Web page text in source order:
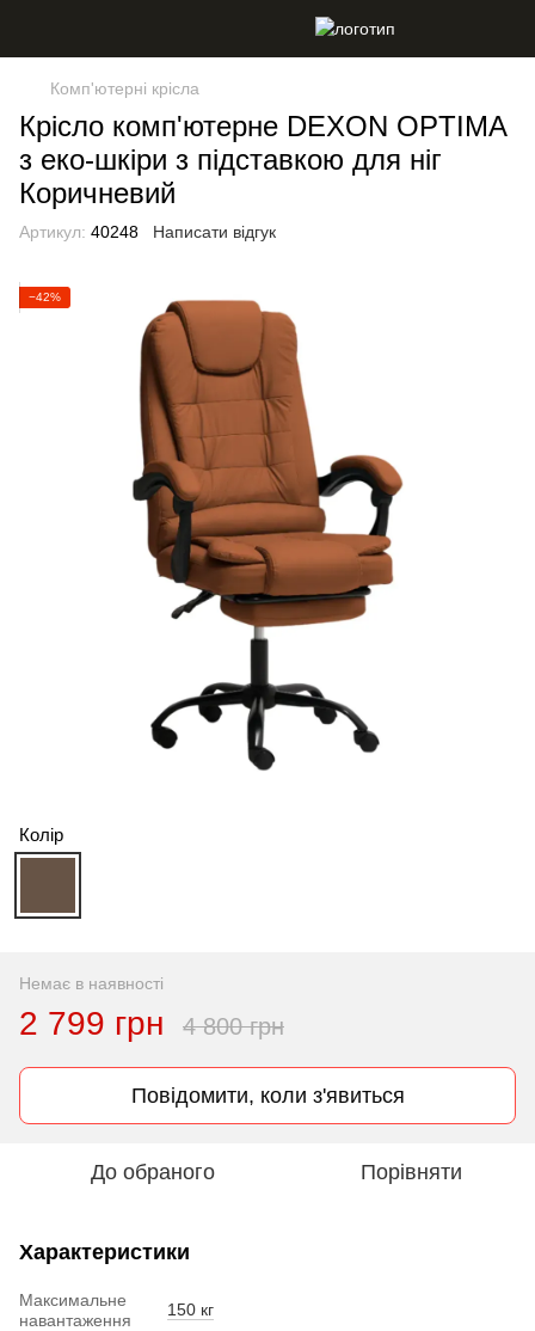
Комп'ютерні крісла
Крісло комп'ютерне DEXON OPTIMA
з еко-шкіри з підставкою для ніг
Коричневий
Артикул: 40248 Написати відгук
−42%
Колір
Немає в наявності
2 799 грн 4 800 грн
Повідомити, коли з'явиться
До обраного Порівняти
Характеристики
Максимальне
навантаження
150 кг